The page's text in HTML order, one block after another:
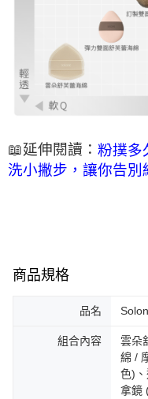
📖延伸閱讀： 粉撲多
洗小撇步，讓你告別
商品規格
品名
組合內容
雲朵
綿 /
色)
拿鏡